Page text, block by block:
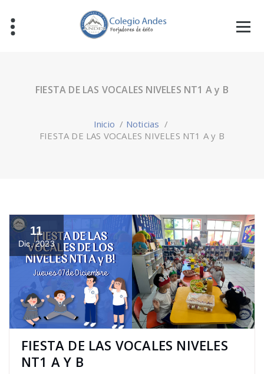
FIESTA DE LAS VOCALES NIVELES NT1 A y B
Inicio / Noticias /
FIESTA DE LAS VOCALES NIVELES NT1 A y B
11
Dic, 2023
FIESTA DE LAS VOCALES NIVELES
NT1 A Y B